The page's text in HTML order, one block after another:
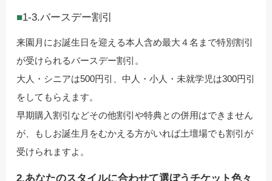
1-3.バースデー割引
来園月にお誕生日を迎える本人含め最大４名まで特別割引
が受けられるバースデー割引。
大人・シニアは500円引、中人・小人・未就学児は300円引
をしてもらえます。
早期購入割引などその他割引や特典との併用はできません
が、もしお誕生月をむかえる方がいれば土壇場でも割引が
受けられますよ。
2.あなたのスタイルに合わせて選ぼうチケット色々